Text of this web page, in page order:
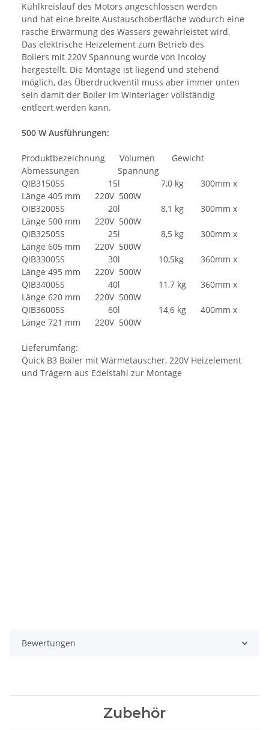
Kühlkreislauf des Motors angeschlossen werden
und hat eine breite Austauschoberfläche wodurch eine
rasche Erwärmung des Wassers gewährleistet wird.
Das elektrische Heizelement zum Betrieb des
Boilers mit 220V Spannung wurde von Incoloy
hergestellt. Die Montage ist liegend und stehend
möglich, das Überdruckventil muss aber immer unten
sein damit der Boiler im Winterlager vollständig
entleert werden kann.
500 W Ausführungen:
Produktbezeichnung Volumen Gewicht
Abmessungen Spannung
QIB31505S 15l 7,0 kg 300mm x
Länge 405 mm 220V 500W
OIB32005S 20l 8,1 kg 300mm x
Länge 500 mm 220V 500W
QIB32505S 25l 8,5 kg 300mm x
Länge 605 mm 220V 500W
QIB33005S 30l 10,5kg 360mm x
Länge 495 mm 220V 500W
QIB34005S 40l 11,7 kg 360mm x
Länge 620 mm 220V 500W
QIB36005S 60l 14,6 kg 400mm x
Länge 721 mm 220V 500W
Lieferumfang:
Quick B3 Boiler mit Wärmetauscher, 220V Heizelement
und Trägern aus Edelstahl zur Montage
Bewertungen
Zubehör